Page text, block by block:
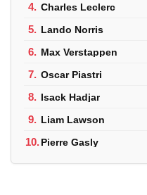
4. Charles Leclerc
5. Lando Norris
6. Max Verstappen
7. Oscar Piastri
8. Isack Hadjar
9. Liam Lawson
10.Pierre Gasly